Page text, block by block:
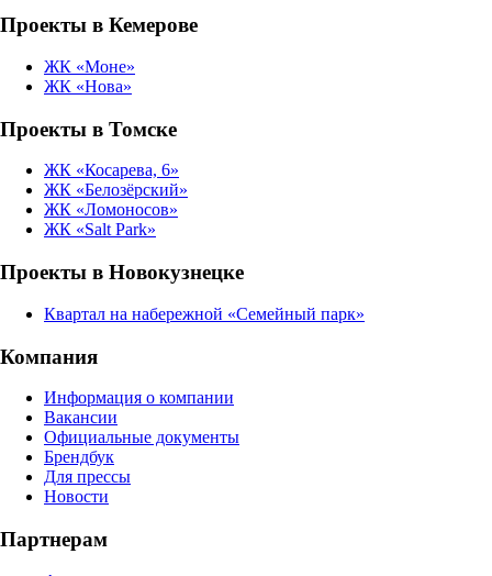
Проекты в Кемерове
ЖК «Моне»
ЖК «Нова»
Проекты в Томске
ЖК «Косарева, 6»
ЖК «Белозёрский»
ЖК «Ломоносов»
ЖК «Salt Park»
Проекты в Новокузнецке
Квартал на набережной «Семейный парк»
Компания
Информация о компании
Вакансии
Официальные документы
Брендбук
Для прессы
Новости
Партнерам